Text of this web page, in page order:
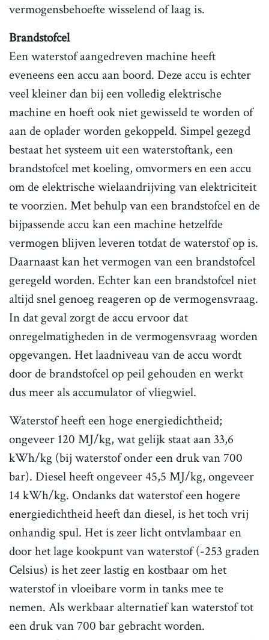
vermogensbehoefte wisselend of laag is.
Brandstofcel
Een waterstof aangedreven machine heeft
eveneens een accu aan boord. Deze accu is echter
veel kleiner dan bij een volledig elektrische
machine en hoeft ook niet gewisseld te worden of
aan de oplader worden gekoppeld. Simpel gezegd
bestaat het systeem uit een waterstoftank, een
brandstofcel met koeling, omvormers en een accu
om de elektrische wielaandrijving van elektriciteit
te voorzien. Met behulp van een brandstofcel en de
bijpassende accu kan een machine hetzelfde
vermogen blijven leveren totdat de waterstof op is.
Daarnaast kan het vermogen van een brandstofcel
geregeld worden. Echter kan een brandstofcel niet
altijd snel genoeg reageren op de vermogensvraag.
In dat geval zorgt de accu ervoor dat
onregelmatigheden in de vermogensvraag worden
opgevangen. Het laadniveau van de accu wordt
door de brandstofcel op peil gehouden en werkt
dus meer als accumulator of vliegwiel.
Waterstof heeft een hoge energiedichtheid;
ongeveer 120 MJ/kg, wat gelijk staat aan 33,6
kWh/kg (bij waterstof onder een druk van 700
bar). Diesel heeft ongeveer 45,5 MJ/kg, ongeveer
14 kWh/kg. Ondanks dat waterstof een hogere
energiedichtheid heeft dan diesel, is het toch vrij
onhandig spul. Het is zeer licht ontvlambaar en
door het lage kookpunt van waterstof (-253 graden
Celsius) is het zeer lastig en kostbaar om het
waterstof in vloeibare vorm in tanks mee te
nemen. Als werkbaar alternatief kan waterstof tot
een druk van 700 bar gebracht worden.